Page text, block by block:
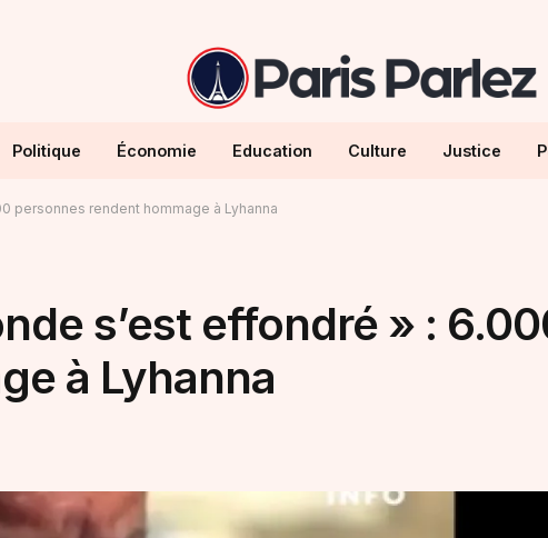
Politique Économie Education Culture Justice
personnes rendent hommage à Lyhanna
s’est effondré » :
à Lyhanna